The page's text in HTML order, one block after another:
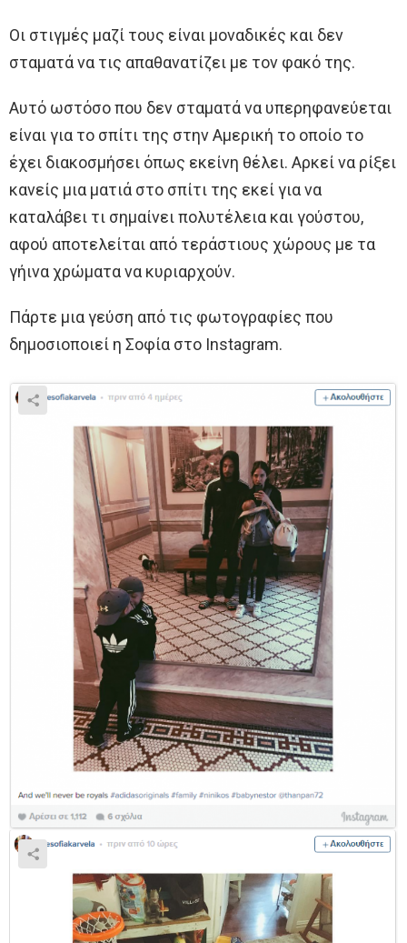
Οι στιγμές μαζί τους είναι μοναδικές και δεν
σταματά να τις απαθανατίζει με τον φακό της.
Αυτό ωστόσο που δεν σταματά να υπερηφανεύεται
είναι για το σπίτι της στην Αμερική το οποίο το
έχει διακοσμήσει όπως εκείνη θέλει. Αρκεί να ρίξει
κανείς μια ματιά στο σπίτι της εκεί για να
καταλάβει τι σημαίνει πολυτέλεια και γούστου,
αφού αποτελείται από τεράστιους χώρους με τα
γήινα χρώματα να κυριαρχούν.
Πάρτε μια γεύση από τις φωτογραφίες που
δημοσιοποιεί η Σοφία στο Instagram.